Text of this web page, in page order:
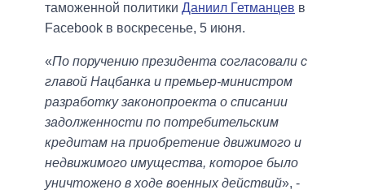
таможенной политики Даниил Гетманцев в
Facebook в воскресенье, 5 июня.
«По поручению президента согласовали с
главой Нацбанка и премьер-министром
разработку законопроекта о списании
задолженности по потребительским
кредитам на приобретение движимого и
недвижимого имущества, которое было
уничтожено в ходе военных действий», -